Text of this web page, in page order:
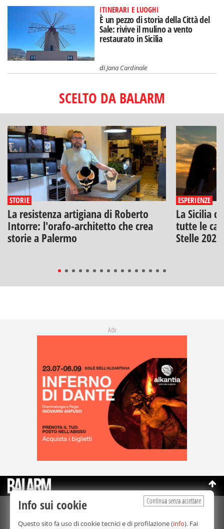
ITINERARI E LUOGHI
È un pezzo di storia della Città del
Sale: rivive il mulino a vento
restaurato in Sicilia
diJana Cardinale
SCELTO DA BALARM
STORIE
La resistenza artigiana di Roberto
Intorre: l'orafo-architetto che crea
storie a Palermo
ESPERIENZE
La Sicilia
tutte le
Stelle
Adv
©Copyright 2003-2026
Bmedia Srl- P.IVA 07064240828
Continua senza accettare
Info sui cookie
Questo sito fa uso di cookie tecnici e di profilazione (info). Fai